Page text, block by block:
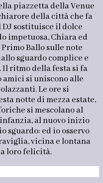
piazzetta della Venue
della città che fa
sostituisce il dolce
impetuosa, Chiara ed
Ballo sulle note
sguardo complice e
ritmo della festa si fa
si uniscono alle
Le ore si
notte di mezza estate,
si mescolano al
al nuovo inizio
sguardo: ed io osservo
vicina e lontana
loro felicità.